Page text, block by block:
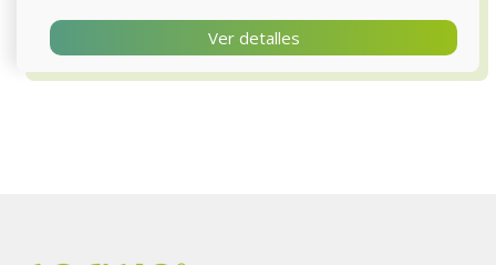
Ver detalles